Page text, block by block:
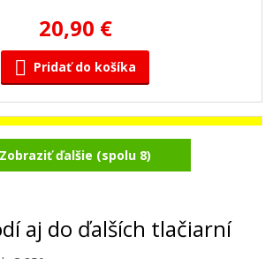
20,90 €
Pridať do košíka
TN-310Y (4053-503) (Žltý)
Zobraziť ďalšie (spolu 8)
aj do ďalších tlačiarní